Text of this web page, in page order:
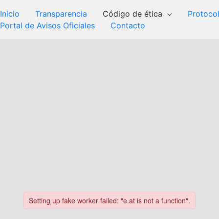
Inicio Transparencia Código de ética
Portal de Avisos Oficiales
Contacto